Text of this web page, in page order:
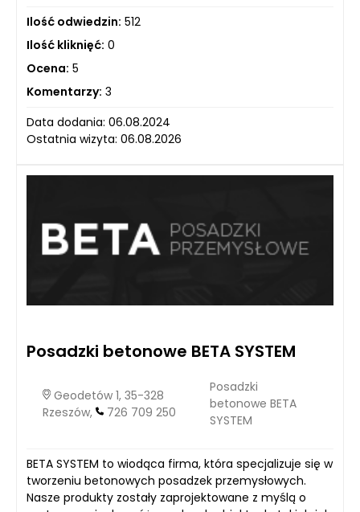
Ilość odwiedzin: 512
Ilość kliknięć: 0
Ocena: 5
Komentarzy: 3
Data dodania: 06.08.2024
Ostatnia wizyta: 06.08.2026
Posadzki betonowe BETA SYSTEM
Geodetów 1, 35-328
Rzeszów,
726 709 250
Posadzki
betonowe BETA
SYSTEM
BETA SYSTEM to wiodąca firma, która specjalizuje się w
tworzeniu betonowych posadzek przemysłowych.
Nasze produkty zostały zaprojektowane z myślą o